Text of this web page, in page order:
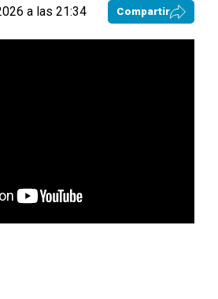
a las 21:34 Compartir